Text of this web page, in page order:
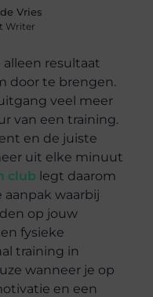
Vries
Writer
resultaat
door te brengen.
veel meer
van een training.
en de juiste
uit elke minuut
club legt daarom
waarbij
op jouw
fysieke
training in
wanneer je op
en een